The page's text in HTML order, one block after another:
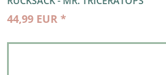
44,99 EUR *